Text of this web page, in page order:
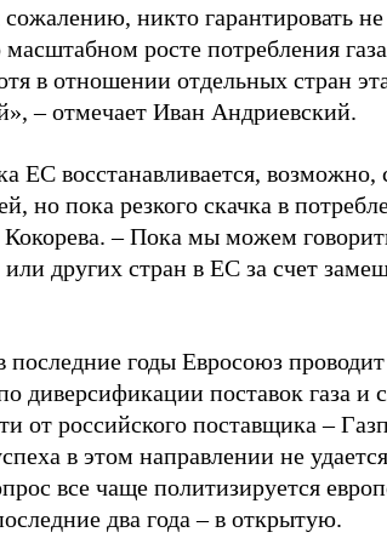
сожалению, никто гарантировать
масштабном росте потребления
в отношении отдельных стран
– отмечает Иван Андриевский.
ЕС восстанавливается, возможно,
но пока резкого скачка в
Кокорева. – Пока мы можем
других стран в ЕС за счет
последние годы Евросоюз
диверсификации поставок газа
от российского поставщика –
в этом направлении не
все чаще политизируется
два года – в открытую.